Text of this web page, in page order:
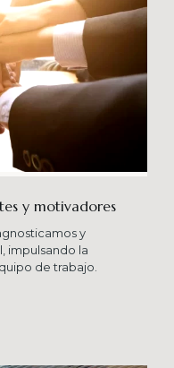
y motivadores
y
impulsando la
de trabajo.